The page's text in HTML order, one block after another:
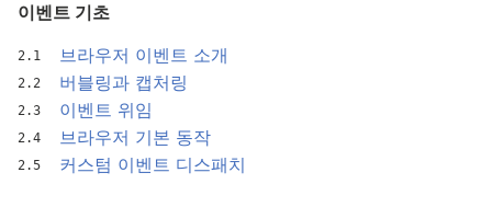
이벤트 기초
브라우저 이벤트 소개
버블링과 캡처링
이벤트 위임
브라우저 기본 동작
커스텀 이벤트 디스패치